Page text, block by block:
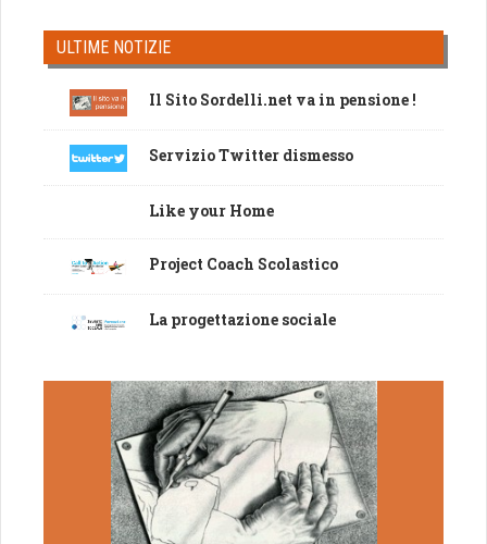
ULTIME NOTIZIE
Il Sito Sordelli.net va in pensione !
Servizio Twitter dismesso
Like your Home
Project Coach Scolastico
La progettazione sociale